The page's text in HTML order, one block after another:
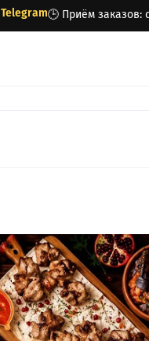
Telegram🕒 Приём заказов: